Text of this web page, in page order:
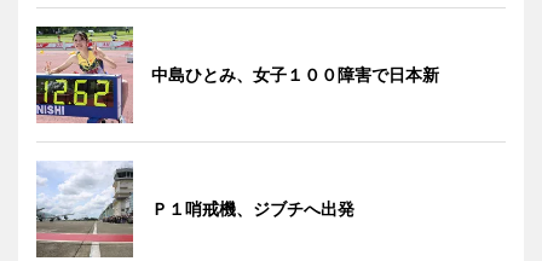
中島ひとみ、女子１００障害で日本新
Ｐ１哨戒機、ジブチへ出発